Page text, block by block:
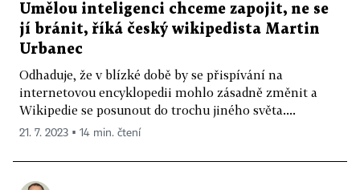
Umělou inteligenci chceme zapojit, ne se
jí bránit, říká český wikipedista Martin
Urbanec
Odhaduje, že v blízké době by se přispívání na
internetovou encyklopedii mohlo zásadně změnit a
Wikipedie se posunout do trochu jiného světa....
21. 7. 2023 ▪ 14 min. čtení